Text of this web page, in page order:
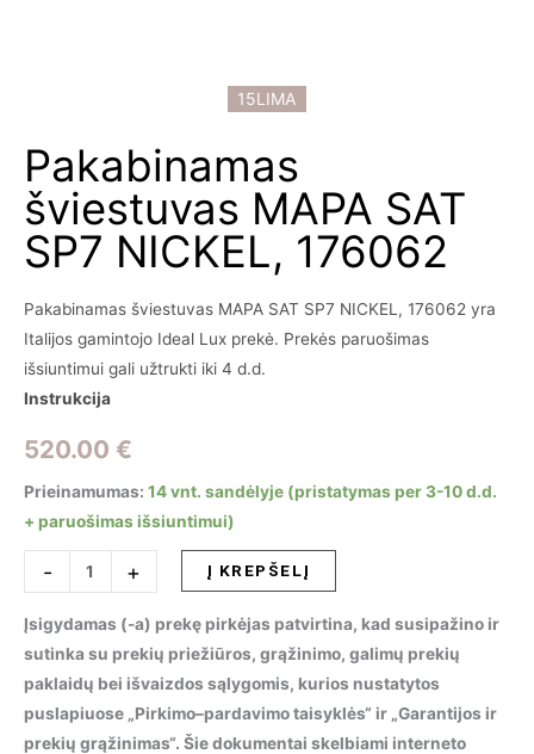
15LIMA
Pakabinamas
šviestuvas MAPA SAT
SP7 NICKEL, 176062
Pakabinamas šviestuvas MAPA SAT SP7 NICKEL, 176062 yra
Italijos gamintojo Ideal Lux prekė. Prekės paruošimas
išsiuntimui gali užtrukti iki 4 d.d.
Instrukcija
520.00 €
Prieinamumas: 14 vnt. sandėlyje (pristatymas per 3-10 d.d.
+ paruošimas išsiuntimui)
-
produkto
kiekis:
Pakabinamas
šviestuvas
MAPA
SAT
SP7
+ Į KREPŠELĮ
Įsigydamas (-a) prekę pirkėjas patvirtina, kad susipažino ir
sutinka su prekių priežiūros, grąžinimo, galimų prekių
paklaidų bei išvaizdos sąlygomis, kurios nustatytos
puslapiuose „Pirkimo–pardavimo taisyklės“ ir „Garantijos ir
prekių grąžinimas“. Šie dokumentai skelbiami interneto